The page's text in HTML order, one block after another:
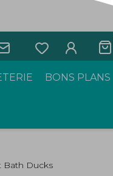
BONS PLANS
Bath Ducks